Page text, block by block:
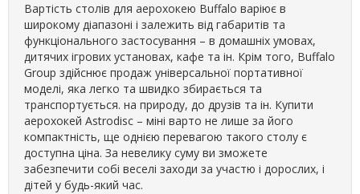
Вартість столів для аерохокею Buffalo варіює в
широкому діапазоні і залежить від габаритів та
функціонального застосування – в домашніх умовах,
дитячих ігрових установах, кафе та ін. Крім того, Buffalo
Group здійснює продаж універсальної портативної
моделі, яка легко та швидко збирається та
транспортується. на природу, до друзів та ін. Купити
аерохокей Astrodisc – міні варто не лише за його
компактність, ще однією перевагою такого столу є
доступна ціна. За невелику суму ви зможете
забезпечити собі веселі заходи за участю і дорослих, і
дітей у будь-який час.